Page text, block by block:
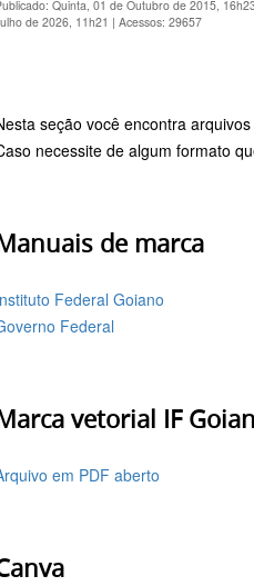
Quinta, 01 de Outubro de 2015,
de 2026, 11h21 | Acessos: 29657
seção você encontra
necessite de algum formato
de marca
Federal Goiano
Federal
vetorial IF
em PDF aberto